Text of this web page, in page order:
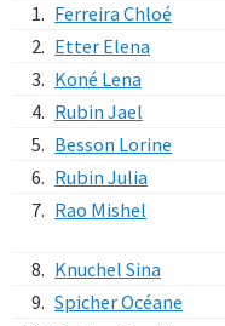
1. Ferreira Chloé
2. Etter Elena
3. Koné Lena
4. Rubin Jael
5. Besson Lorine
6. Rubin Julia
7. Rao Mishel
8. Knuchel Sina
9. Spicher Océane